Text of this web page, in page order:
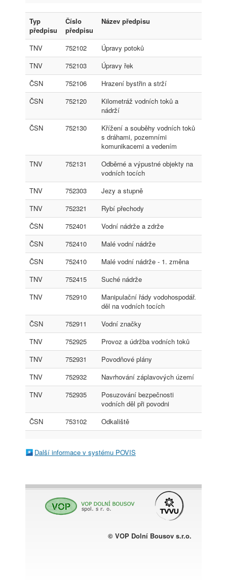
Typ
předpisu
Číslo
předpisu
Název předpisu
TNV 752102
Úpravy potoků
TNV
752103
Úpravy řek
ČSN
752106
Hrazení bystřin a strží
ČSN
752120
Kilometráž vodních toků a
nádrží
ČSN
752130
Křížení a souběhy vodních toků
s dráhami, pozemními
komunikacemi a vedením
TNV
752131
Odběrné a výpustné objekty na
vodních tocích
TNV
752303
Jezy a stupně
TNV
752321
Rybí přechody
ČSN
752401
Vodní nádrže a zdrže
ČSN
752410
Malé vodní nádrže
ČSN
752410
Malé vodní nádrže - 1. změna
TNV
752415
Suché nádrže
TNV
752910
Manipulační řády vodohospodář.
děl na vodních tocích
ČSN
752911
Vodní značky
TNV
752925
Provoz a údržba vodních toků
TNV
752931
Povodňové plány
TNV
752932
Navrhování záplavových území
TNV
752935
Posuzování bezpečnosti
vodních děl při povodni
ČSN
753102 Odkaliště
Další informace v systému POVIS
© VOP Dolní Bousov s.r.o.